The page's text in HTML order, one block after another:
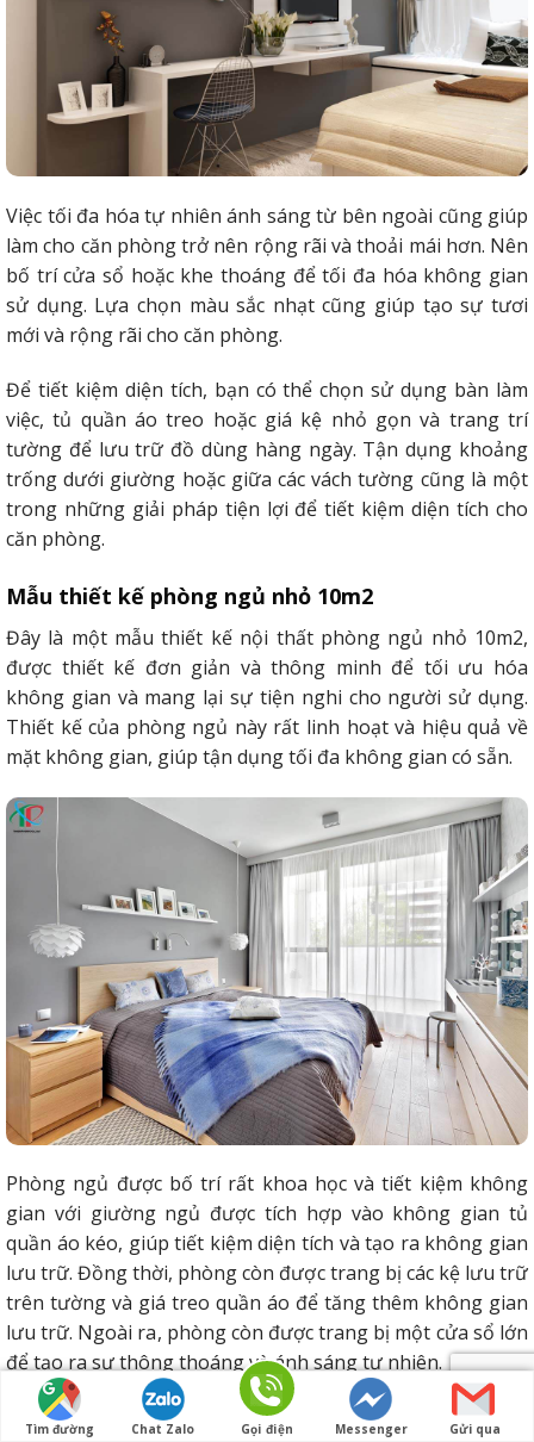
Việc tối đa hóa tự nhiên ánh sáng từ bên ngoài cũng giúp
làm cho căn phòng trở nên rộng rãi và thoải mái hơn. Nên
bố trí cửa sổ hoặc khe thoáng để tối đa hóa không gian
sử dụng. Lựa chọn màu sắc nhạt cũng giúp tạo sự tươi
mới và rộng rãi cho căn phòng.
Để tiết kiệm diện tích, bạn có thể chọn sử dụng bàn làm
việc, tủ quần áo treo hoặc giá kệ nhỏ gọn và trang trí
tường để lưu trữ đồ dùng hàng ngày. Tận dụng khoảng
trống dưới giường hoặc giữa các vách tường cũng là một
trong những giải pháp tiện lợi để tiết kiệm diện tích cho
căn phòng.
Mẫu thiết kế phòng ngủ nhỏ 10m2
Đây là một mẫu thiết kế nội thất phòng ngủ nhỏ 10m2,
được thiết kế đơn giản và thông minh để tối ưu hóa
không gian và mang lại sự tiện nghi cho người sử dụng.
Thiết kế của phòng ngủ này rất linh hoạt và hiệu quả về
mặt không gian, giúp tận dụng tối đa không gian có sẵn.
Phòng ngủ được bố trí rất khoa học và tiết kiệm không
gian với giường ngủ được tích hợp vào không gian tủ
quần áo kéo, giúp tiết kiệm diện tích và tạo ra không gian
lưu trữ. Đồng thời, phòng còn được trang bị các kệ lưu trữ
trên tường và giá treo quần áo để tăng thêm không gian
lưu trữ. Ngoài ra, phòng còn được trang bị một cửa sổ lớn
để tạo ra sự thông thoáng và ánh sáng tự nhiên.
Với gam màu trung tính và thiết kế đơn giản, phòng ngủ
Tìm đường Chat Zalo Gọi điện Messenger
Gửi qua